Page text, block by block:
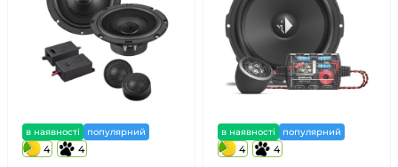
в наявності популярний
4 4
в наявності популярний
4 4